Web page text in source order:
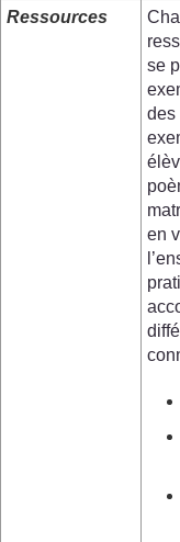
Ressources
se
des
en